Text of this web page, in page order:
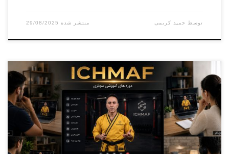
توسط حمید کریمی 29/08/2025
مدرس دوره سید رضا سیدیان آقایان و بانوانزمان
: ۱۹ شهریور ۱۴۰۴ ثبت نام فقط از طریق پنل کاربری فدراسیون
انجام می شودhttps://irmaaf.ir محل برگزاری : کرج , میدان
استاندارد, ورزشگاه شریعتی